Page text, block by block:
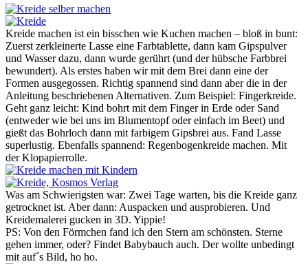
Kreide machen ist ein bisschen wie Kuchen machen – bloß in bunt:
Zuerst zerkleinerte Lasse eine Farbtablette, dann kam Gipspulver
und Wasser dazu, dann wurde gerührt (und der hübsche Farbbrei
bewundert). Als erstes haben wir mit dem Brei dann eine der
Formen ausgegossen. Richtig spannend sind dann aber die in der
Anleitung beschriebenen Alternativen. Zum Beispiel: Fingerkreide.
Geht ganz leicht: Kind bohrt mit dem Finger in Erde oder Sand
(entweder wie bei uns im Blumentopf oder einfach im Beet) und
gießt das Bohrloch dann mit farbigem Gipsbrei aus. Fand Lasse
superlustig. Ebenfalls spannend: Regenbogenkreide machen. Mit
der Klopapierrolle.
Was am Schwierigsten war: Zwei Tage warten, bis die Kreide ganz
getrocknet ist. Aber dann: Auspacken und ausprobieren. Und
Kreidemalerei gucken in 3D. Yippie!
PS: Von den Förmchen fand ich den Stern am schönsten. Sterne
gehen immer, oder? Findet Babybauch auch. Der wollte unbedingt
mit auf´s Bild, ho ho.